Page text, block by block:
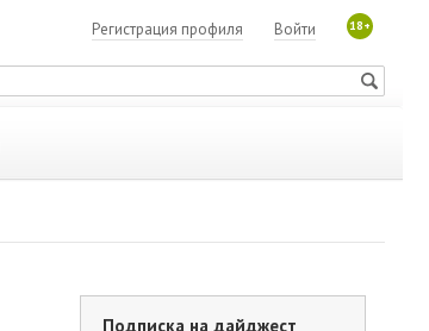
18+
Войти
Регистрация профиля
Подписка на дайджест